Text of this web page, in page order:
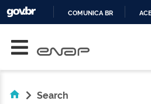
COMUNICA BR
Search